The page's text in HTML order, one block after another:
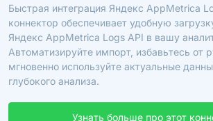
Быстрая интеграция Яндекс AppMetrica
коннектор обеспечивает удобную
Яндекс AppMetrica Logs API в вашу
Автоматизируйте импорт, избавьтесь от
мгновенно используйте актуальные
глубокого анализа.
Узнать больше про этот